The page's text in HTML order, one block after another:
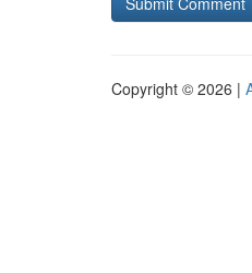
Copyright © 2026 |